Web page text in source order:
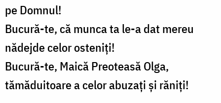
pe Domnul!
Bucură-te, că munca ta le-a dat mereu
nădejde celor osteniți!
Bucură-te, Maică Preoteasă Olga,
tămăduitoare a celor abuzați și răniți!